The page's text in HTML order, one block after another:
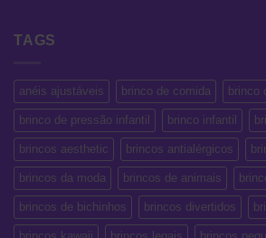
TAGS
anéis ajustáveis brinco de comida brinco
brinco de pressão infantil brinco infantil
brincos aesthetic brincos antialérgicos
brincos da moda brincos de animais
brincos de bichinhos brincos divertidos